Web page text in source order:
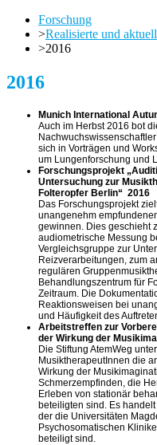
Forschung
>Realisierte und
>2016
2016
Munich International
Auch im Herbst 2016 bot
sich in Vorträgen und
um Lungenforschung und
Forschungsprojekt
Untersuchung zur
Folteropfer Berlin“ 2016
Das Forschungsprojekt
unangenehm
gewinnen. Dies geschieht
audiometrische Messung
Vergleichsgruppe zur
Reizverarbeitungen, zum
regulären
Behandlungszentrum für
Zeitraum. Die
Reaktionsweisen bei
und Häufigkeit des
Arbeitstreffen zur
der Wirkung der
Die Stiftung AtemWeg
MusiktherapeutInnen die
Wirkung der
Schmerzempfinden, die
Erleben von stationär
beteiligten sind. Es
der die Universitäten
Psychosomatischen
beteiligt sind.